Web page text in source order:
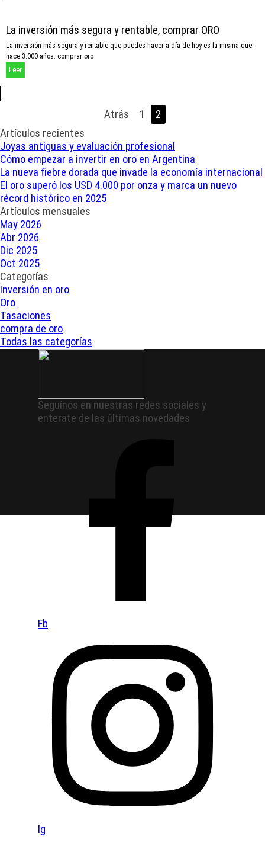
La inversión más segura y rentable, comprar ORO
La inversión más segura y rentable que puedes hacer a día de hoy es la misma que
hace 3.000 años: comprar oro
Leer
Atrás Ir a la página:
1 Página actual:
2
Saltar el bloque Artículos recientes
Artículos recientes
Joyas antiguas y evaluación profesional
Cómo empezar a invertir en oro en Argentina
La nueva fiebre dorada que invade la economía internacional
El oro superó los USD 4.000 por onza y marca un nuevo
récord histórico en 2025
Saltar el bloque Artículos mensuales
Artículos mensuales
May 2026
Abr 2026
Dic 2025
Oct 2025
Saltar el bloque Categorías
Categorías
Inversión en oro
Oro
Tasaciones
compra de oro
Todas las categorías
Seguínos en nuestras redes sociales y
enterate de las últimas novedades
Fb
Ig